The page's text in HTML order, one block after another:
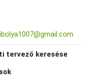
tervező keresése